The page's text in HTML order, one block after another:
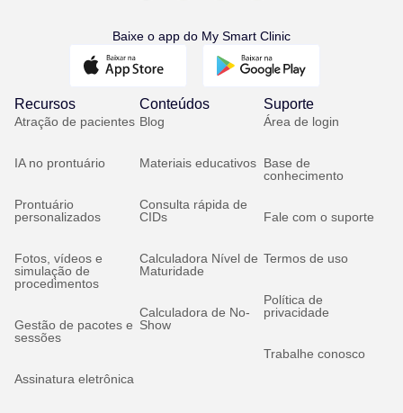
Baixe o app do My Smart Clinic
Recursos
Atração de pacientes
IA no prontuário
Prontuário
personalizados
Fotos, vídeos e
simulação de
procedimentos
Gestão de pacotes e
sessões
Assinatura eletrônica
Conteúdos
Blog
Materiais educativos
Consulta rápida de
CIDs
Calculadora Nível de
Maturidade
Calculadora de No-
Show
Suporte
Área de login
Base de
conhecimento
Fale com o suporte
Termos de uso
Política de
privacidade
Trabalhe conosco